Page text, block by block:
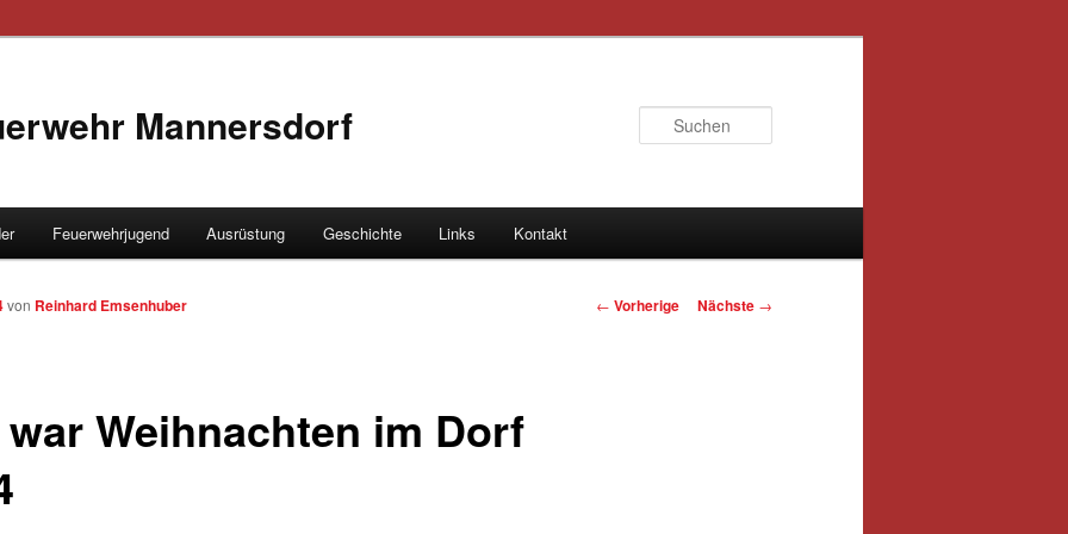
Mannersdorf
Feuerwehrjugend Ausrüstung Geschichte Links Kontakt
Artikelnavigation
← Vorherige Nächste →
war Weihnachten im Dorf
von Reinhard Emsenhuber